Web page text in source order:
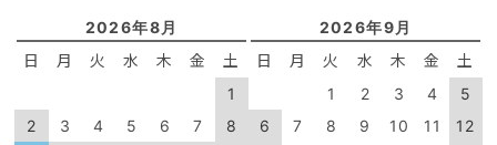
2026年8月
日 月 火 水 木 金 土
1
2
3 4 5 6 7
8
2026年9月
日 月 火 水 木 金 土
1 2 3 4
5
6
7 8 9 10 11
12